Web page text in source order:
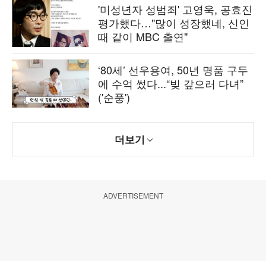
'미성년자 성범죄' 고영욱, 공효진
평가했다…"많이 성장했네, 신인
때 같이 MBC 출연"
‘80세’ 선우용여, 50년 명품 구두
에 수억 썼다...“빚 갚으러 다녀”
('순풍')
더보기
ADVERTISEMENT